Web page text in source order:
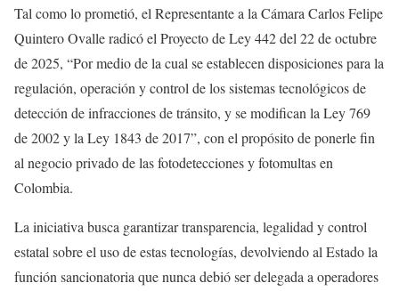
Tal como lo prometió, el Representante a la Cámara Carlos Felipe
Quintero Ovalle radicó el Proyecto de Ley 442 del 22 de octubre
de 2025, “Por medio de la cual se establecen disposiciones para la
regulación, operación y control de los sistemas tecnológicos de
detección de infracciones de tránsito, y se modifican la Ley 769
de 2002 y la Ley 1843 de 2017”, con el propósito de ponerle fin
al negocio privado de las fotodetecciones y fotomultas en
Colombia.
La iniciativa busca garantizar transparencia, legalidad y control
estatal sobre el uso de estas tecnologías, devolviendo al Estado la
función sancionatoria que nunca debió ser delegada a operadores